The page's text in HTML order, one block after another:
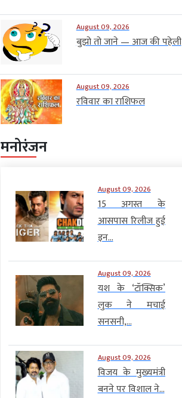
August 09, 2026
बुझो तो जाने — आज की पहेली
August 09, 2026
रविवार का राशिफल
मनोरंजन
August 09, 2026
15 अगस्त के
आसपास रिलीज हुई
इन...
August 09, 2026
यश के ‘टॉक्सिक’
लुक ने मचाई
सनसनी,...
August 09, 2026
विजय के मुख्यमंत्री
बनने पर विशाल ने...